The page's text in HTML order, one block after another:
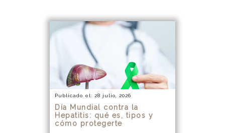
Publicado el: 28 julio, 2026
Día Mundial contra la
Hepatitis: qué es, tipos y
cómo protegerte